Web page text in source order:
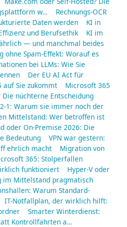
w…
Rechnungs-OCR
Daten werden
KI in
und Berufsethik
KI im
— und manchmal beides
Spam-Effekt: Worauf es
bei LLMs: Wie Sie
Der EU AI Act für
auf Sie zukommt
Microsoft 365
nüchterne Entscheidung
1: Warum sie immer noch der
Mittelstand: Wer betroffen ist
oder On-Premise 2026: Die
Bedeutung
VPN war gestern:
ehrlich macht
Migration von
365: Stolperfallen
funktioniert
Hyper-V oder
im Mittelstand pragmatisch
Warum Standard-
IT-Notfallplan, der wirklich hilft:
Smarter Winterdienst:
Kontrollfahrten a…